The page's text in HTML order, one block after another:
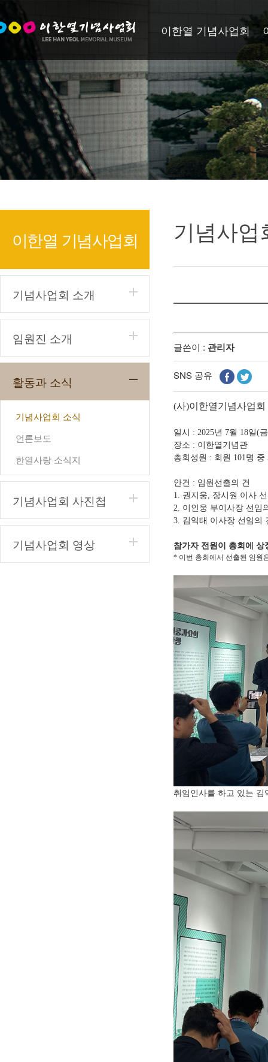
이한열 기념사업회
이한열 기념사업회
기념사업회 소개
임원진 소개
활동과 소식
기념사업회 소식
언론보도
한열사랑 소식지
기념사업회 사진첩
기념사업회 영상
기념사업
글쓴이 : 관리자
SNS 공유
(사)이한열기념사업
일시 : 2025년 7월 18일(
장소 : 이한열기념관
총회성원 : 회원 101명
안건 : 임원선출의 건
1. 권지웅, 장시원 이사
2. 이인웅 부이사장 선임
3. 김익태 이사장 선임의
참가자 전원이 총회에
* 이번 총회에서 선출된 임원
취임인사를 하고 있는